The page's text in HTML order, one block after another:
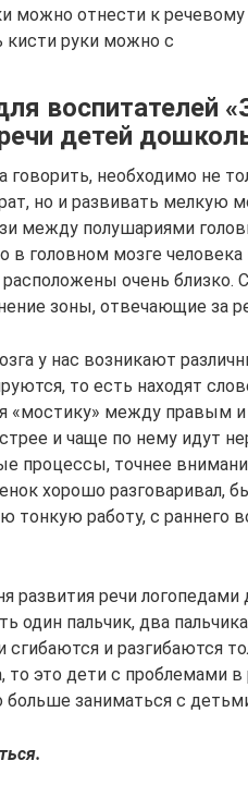
можно отнести к речевому
кисти руки можно с
воспитателей
детей
необходимо не
но и развивать мелкую
между полушариями
в головном мозге
очень близко.
зоны, отвечающие за
у нас возникают
то есть находят
«мостику» между правым
и чаще по нему идут
процессы, точнее
хорошо разговаривал,
работу, с раннего
развития речи логопедами
один пальчик, два
сгибаются и разгибаются
то это дети с проблемами в
заниматься с